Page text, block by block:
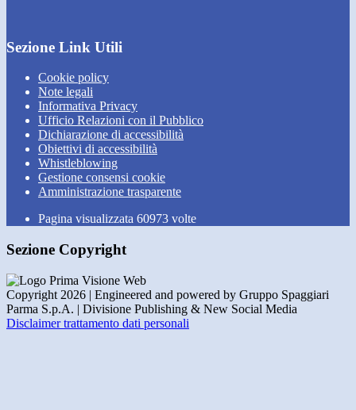
Sezione Link Utili
Cookie policy
Note legali
Informativa Privacy
Ufficio Relazioni con il Pubblico
Dichiarazione di accessibilità
Obiettivi di accessibilità
Whistleblowing
Gestione consensi cookie
Amministrazione trasparente
Pagina visualizzata 60973 volte
Sezione Copyright
Copyright 2026 | Engineered and powered by Gruppo Spaggiari
Parma S.p.A. | Divisione Publishing & New Social Media
Disclaimer trattamento dati personali